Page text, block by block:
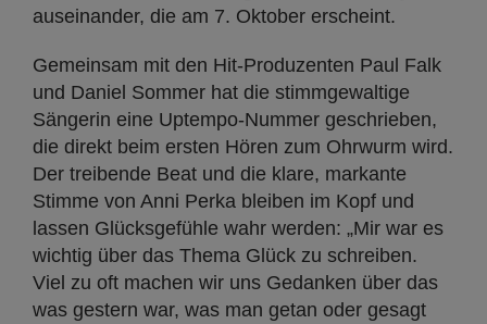
auseinander, die am 7. Oktober erscheint.
Gemeinsam mit den Hit-Produzenten Paul Falk
und Daniel Sommer hat die stimmgewaltige
Sängerin eine Uptempo-Nummer geschrieben,
die direkt beim ersten Hören zum Ohrwurm wird.
Der treibende Beat und die klare, markante
Stimme von Anni Perka bleiben im Kopf und
lassen Glücksgefühle wahr werden: „Mir war es
wichtig über das Thema Glück zu schreiben.
Viel zu oft machen wir uns Gedanken über das
was gestern war, was man getan oder gesagt